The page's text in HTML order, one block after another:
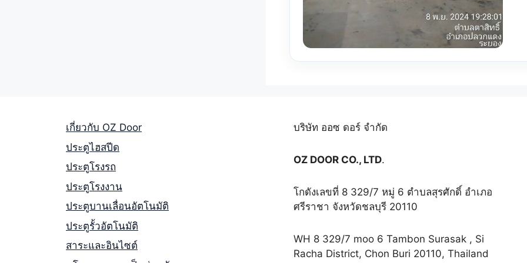
เกี่ยวกับ OZ Door
ประตูไฮสปีด
ประตูโรงรถ
ประตูโรงงาน
ประตูบานเลื่อนอัตโนมัติ
ประตูรั้วอัตโนมัติ
สาระและอินไซต์
บริษัท ออซ ดอร์ จำกัด
OZ DOOR CO., LTD.
โกดังเลขที่ 8 329/7 หมู่ 6 ตำบลสุรศักดิ์ อำเภอ
ศรีราชา จังหวัดชลบุรี 20110
WH 8 329/7 moo 6 Tambon Surasak , Si
Racha District, Chon Buri 20110, Thailand